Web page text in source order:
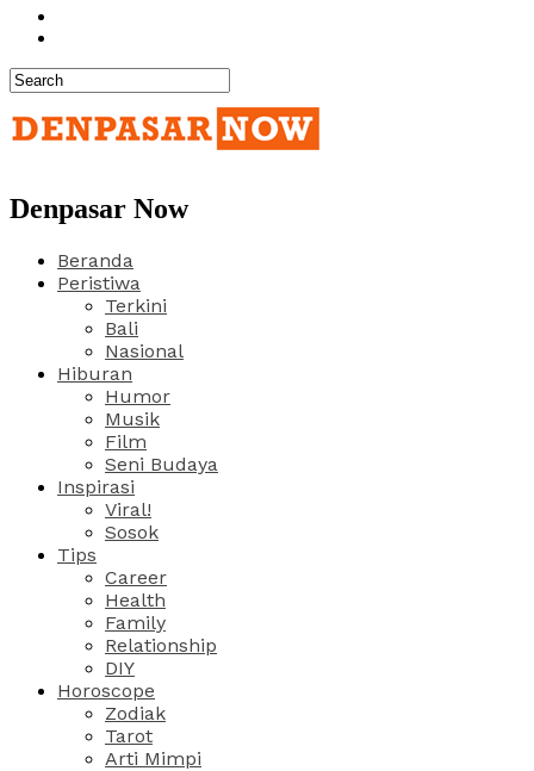
Denpasar Now
Beranda
Peristiwa
Terkini
Bali
Nasional
Hiburan
Humor
Musik
Film
Seni Budaya
Inspirasi
Viral!
Sosok
Tips
Career
Health
Family
Relationship
DIY
Horoscope
Zodiak
Tarot
Arti Mimpi